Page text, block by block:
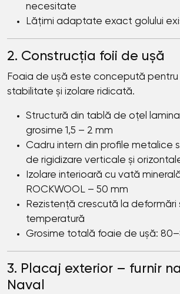
necesitate
Lățimi adaptate exact golului
2. Construcția foii de ușă
Foaia de ușă este concepută pentru
stabilitate și izolare ridicată.
Structură din tablă de oțel
grosime 1,5 – 2 mm
Cadru intern din profile metalice
de rigidizare verticale și
Izolare interioară cu vată
ROCKWOOL – 50 mm
Rezistență crescută la deformări
temperatură
Grosime totală foaie de ușă:
3. Placaj exterior – furnir
Naval